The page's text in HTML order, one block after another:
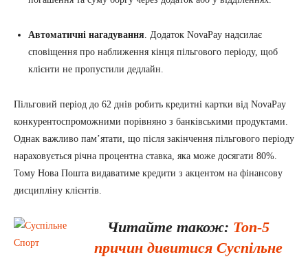
Автоматичні нагадування. Додаток NovaPay надсилає
сповіщення про наближення кінця пільгового періоду, щоб
клієнти не пропустили дедлайн.
Пільговий період до 62 днів робить кредитні картки від NovaPay
конкурентоспроможними порівняно з банківськими продуктами.
Однак важливо пам’ятати, що після закінчення пільгового періоду
нараховується річна процентна ставка, яка може досягати 80%.
Тому Нова Пошта видаватиме кредити з акцентом на фінансову
дисципліну клієнтів.
Читайте також: Топ-5
причин дивитися Суспільне